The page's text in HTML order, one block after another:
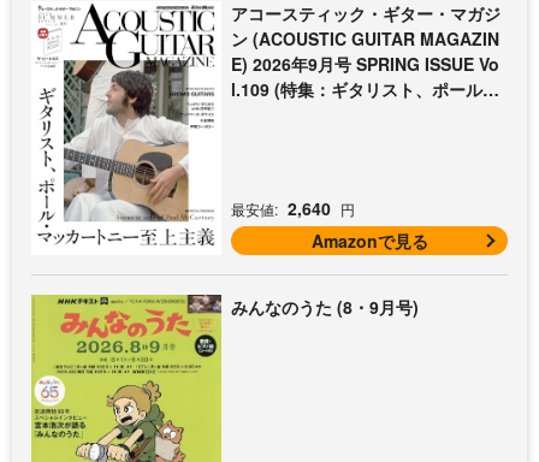
アコースティック・ギター・マガジ
ン (ACOUSTIC GUITAR MAGAZIN
E) 2026年9月号 SPRING ISSUE Vo
l.109 (特集：ギタリスト、ポール・
最安値: 2,640 円
Amazonで見る
みんなのうた (8・9月号)